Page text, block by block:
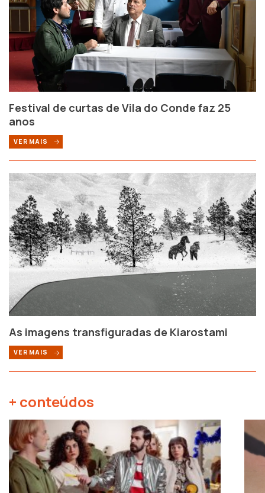
Festival de curtas de Vila do Conde faz 25
anos
VER MAIS
As imagens transfiguradas de Kiarostami
VER MAIS
+ conteúdos